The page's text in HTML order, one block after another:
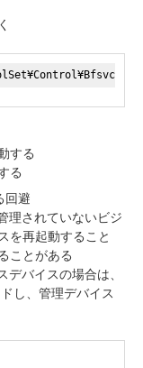
/
する
る
回避
理されていないビジ
を再起動すること
ことがある
デバイスの場合は、
し、管理デバイス